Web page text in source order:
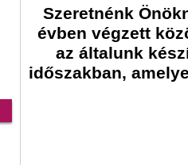
Szeretnénk
évben végzett
az általunk
időszakban,